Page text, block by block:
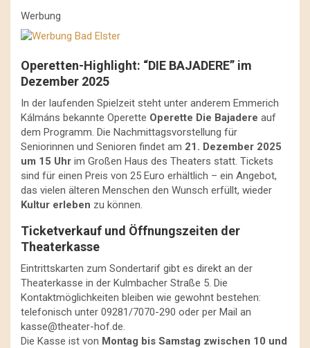
Werbung
Operetten-Highlight: “DIE BAJADERE” im
Dezember 2025
In der laufenden Spielzeit steht unter anderem Emmerich
Kálmáns bekannte Operette Operette Die Bajadere auf
dem Programm. Die Nachmittagsvorstellung für
Seniorinnen und Senioren findet am 21. Dezember 2025
um 15 Uhr im Großen Haus des Theaters statt. Tickets
sind für einen Preis von 25 Euro erhältlich – ein Angebot,
das vielen älteren Menschen den Wunsch erfüllt, wieder
Kultur erleben zu können.
Ticketverkauf und Öffnungszeiten der
Theaterkasse
Eintrittskarten zum Sondertarif gibt es direkt an der
Theaterkasse in der Kulmbacher Straße 5. Die
Kontaktmöglichkeiten bleiben wie gewohnt bestehen:
telefonisch unter 09281/7070-290 oder per Mail an
kasse@theater-hof.de.
Die Kasse ist von Montag bis Samstag zwischen 10 und